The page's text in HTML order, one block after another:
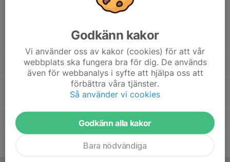
Hjälptränare
Uffe JohanssonLagledare/Material/Kontaktperson
Anders LorentzsonSportgrupp/Media
Kenny LundgrenHuvudtränare/Sportgrupp
Spelarrekrytering
Håkan PetterssonSportgrupp/Scout
Adrian VerheykeMålvaktstränare
Godkänn kakor
Vi använder oss av kakor (cookies) för att vår
webbplats ska fungera bra för dig. De används
även för webbanalys i syfte att hjälpa oss att
förbättra våra tjänster.
Så använder vi cookies
Godkänn alla kakor
Bara nödvändiga